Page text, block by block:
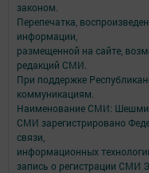
законом.
Перепечатка,
информации,
размещенной на сайте,
редакций СМИ.
При поддержке
коммуникациям.
Наименование СМИ:
СМИ зарегистрировано
связи,
информационных
запись о регистрации СМИ